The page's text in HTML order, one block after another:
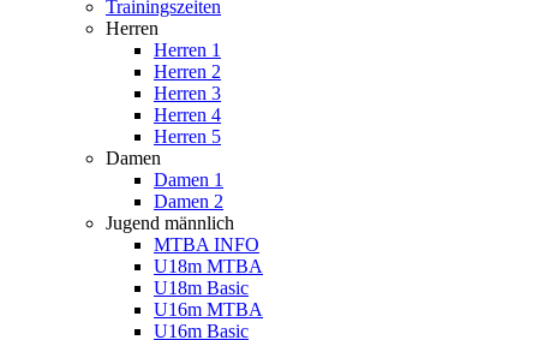
Trainingszeiten
Herren
Herren 1
Herren 2
Herren 3
Herren 4
Herren 5
Damen
Damen 1
Damen 2
Jugend männlich
MTBA INFO
U18m MTBA
U18m Basic
U16m MTBA
U16m Basic